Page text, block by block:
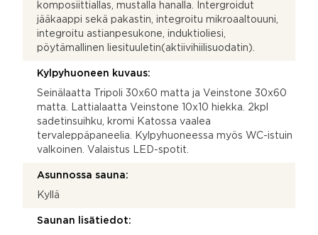
komposiittiallas, mustalla hanalla. Intergroidut
jääkaappi sekä pakastin, integroitu mikroaaltouuni,
integroitu astianpesukone, induktioliesi,
pöytämallinen liesituuletin(aktiivihiilisuodatin).
Kylpyhuoneen kuvaus:
Seinälaatta Tripoli 30x60 matta ja Veinstone 30x60
matta. Lattialaatta Veinstone 10x10 hiekka. 2kpl
sadetinsuihku, kromi Katossa vaalea
tervaleppäpaneelia. Kylpyhuoneessa myös WC-istuin
valkoinen. Valaistus LED-spotit.
Asunnossa sauna:
Kyllä
Saunan lisätiedot: